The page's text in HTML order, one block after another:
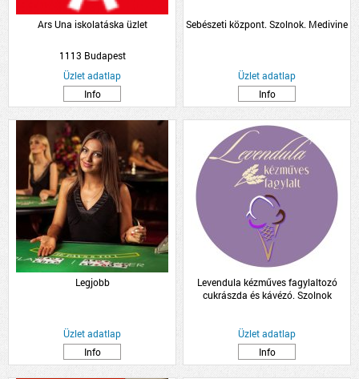
Ars Una iskolatáska üzlet
1113 Budapest
Üzlet adatlap
Info
Sebészeti központ. Szolnok. Medivine
Üzlet adatlap
Info
Legjobb
Üzlet adatlap
Info
Levendula kézműves fagylaltozó
cukrászda és kávézó. Szolnok
Üzlet adatlap
Info